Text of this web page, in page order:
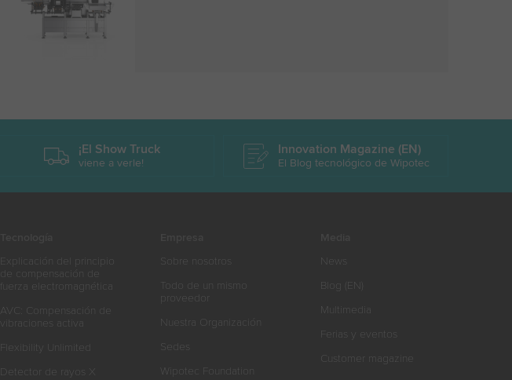
¡El Show Truck
viene a verle!
Innovation Magazine (EN)
El Blog tecnológico de Wipotec
Explicación del principio
de compensación de
fuerza electromagnética
AVC: Compensación de
vibraciones activa
Flexibility Unlimited
Detector de rayos X
Sobre nosotros
Todo de un mismo
proveedor
Nuestra Organización
Sedes
Wipotec Foundation
News
Blog (EN)
Multimedia
Ferias y eventos
Customer magazine